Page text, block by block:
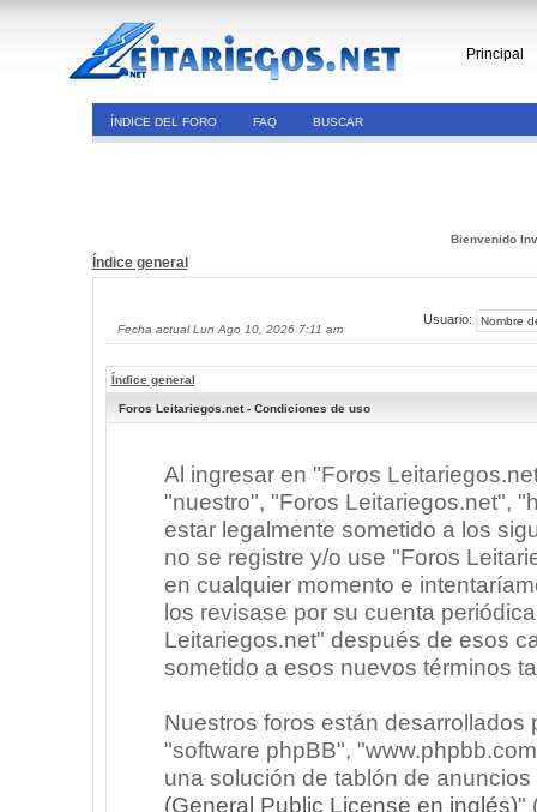
Principal
ÍNDICE DEL FORO FAQ BUSCAR
Bienvenido
Índice general
Fecha actual Lun Ago 10, 2026 7:11 am
Usuario:
Índice general
Foros Leitariegos.net - Condiciones de uso
Al ingresar en "Foros
"nuestro", "Foros Leitariegos.net",
estar legalmente sometido a los
no se registre y/o use "Foros
en cualquier momento e
los revisase por su cuenta
Leitariegos.net" después de esos
sometido a esos nuevos términos
Nuestros foros están
"software phpBB",
una solución de tablón de
(General Public License en inglés)"